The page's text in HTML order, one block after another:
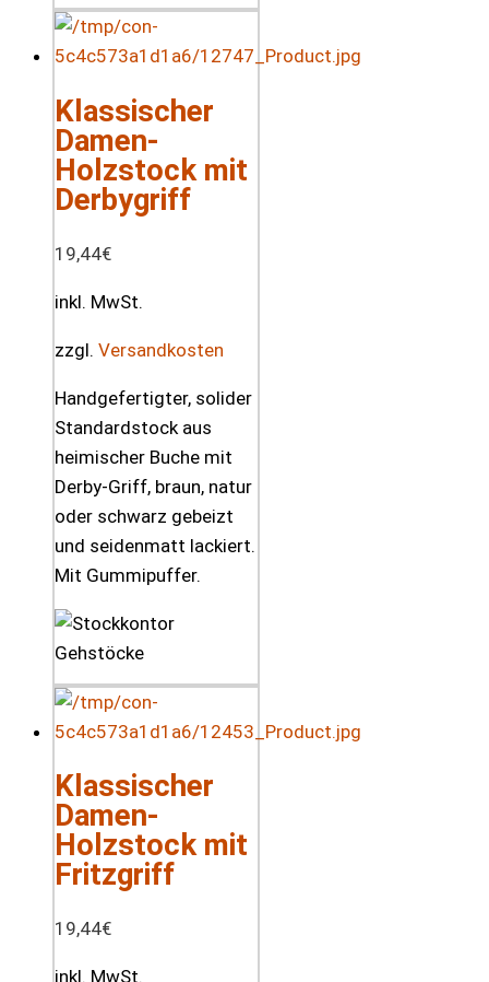
Klassischer
Damen-
Holzstock mit
Derbygriff
19,44€
inkl. MwSt.
zzgl. Versandkosten
Handgefertigter, solider
Standardstock aus
heimischer Buche mit
Derby-Griff, braun, natur
oder schwarz gebeizt
und seidenmatt lackiert.
Mit Gummipuffer.
Klassischer
Damen-
Holzstock mit
Fritzgriff
19,44€
inkl. MwSt.